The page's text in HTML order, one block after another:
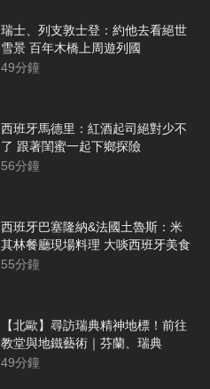
瑞士、列支敦士登：約他去看絕世
雪景 百年木橋上周遊列國
49分鐘
西班牙馬德里：紅酒起司絕對少不
了 跟著閨蜜一起下鄉探險
56分鐘
西班牙巴塞隆納&法國土魯斯：米
其林餐廳現場料理 大啖西班牙美食
55分鐘
【北歐】尋訪瑞典精神地標！前往
教堂與地鐵藝術｜芬蘭、瑞典
49分鐘